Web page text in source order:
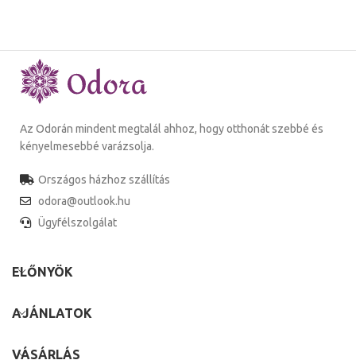
Az Odorán mindent megtalál ahhoz, hogy otthonát szebbé és
kényelmesebbé varázsolja.
Országos házhoz szállítás
odora@outlook.hu
Ügyfélszolgálat
ELŐNYÖK
AJÁNLATOK
VÁSÁRLÁS